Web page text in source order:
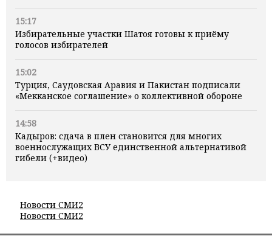
15:17
Избирательные участки Шатоя готовы к приёму
голосов избирателей
15:02
Турция, Саудовская Аравия и Пакистан подписали
«Мекканское соглашение» о коллективной обороне
14:58
Кадыров: сдача в плен становится для многих
военнослужащих ВСУ единственной альтернативой
гибели (+видео)
Новости СМИ2
Новости СМИ2